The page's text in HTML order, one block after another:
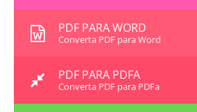
PDF PARA WORD
Converta PDF para Word
PDF PARA PDFA
Converta PDF para PDFa